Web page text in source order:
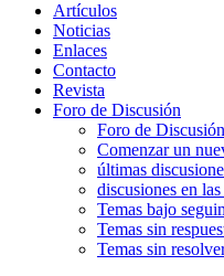
Artículos
Noticias
Enlaces
Contacto
Revista
Foro de Discusión
Foro de Discusión
Comenzar un
últimas
discusiones en
Temas bajo
Temas sin
Temas sin